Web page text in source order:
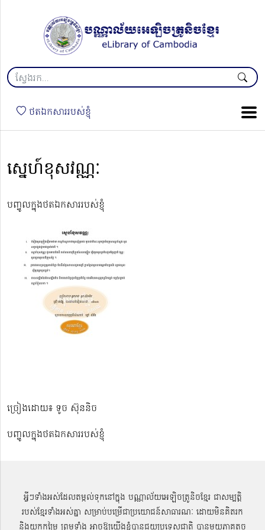
ថតឯកសាររបស់ខ្ញុំ
ស្នេហ៍ខុសវណ្ណៈ
បញ្ចូលក្នុងថតឯកសាររបស់ខ្ញុំ
ច្រៀងដោយ៖ ទូច ស៊ុននិច
បញ្ចូលក្នុងថតឯកសាររបស់ខ្ញុំ
អ្វីៗទាំងអស់ដែលតម្កល់ទុកនៅក្នុង បណ្ណាល័យអេឡិចត្រូនិចខ្មែរ ជាសម្បតិ្ត
របស់ខ្មែរទាំងអស់គ្នា សម្រាប់បម្រើជាប្រយោជន៍សាធារណៈ ដោយមិនគិតរក